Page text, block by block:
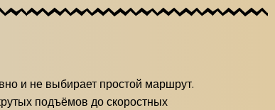
и не выбирает простой маршрут.
подъёмов до скоростных